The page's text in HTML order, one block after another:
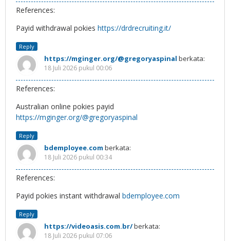
References:
Payid withdrawal pokies https://drdrecruiting.it/
Reply
https://mginger.org/@gregoryaspinal berkata:
18 Juli 2026 pukul 00:06
References:
Australian online pokies payid
https://mginger.org/@gregoryaspinal
Reply
bdemployee.com berkata:
18 Juli 2026 pukul 00:34
References:
Payid pokies instant withdrawal bdemployee.com
Reply
https://videoasis.com.br/berkata:
18 Juli 2026 pukul 07:06